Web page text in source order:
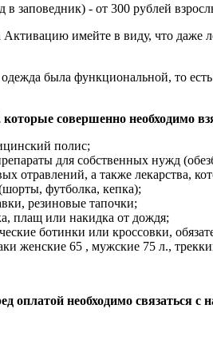
заповедник) - от 300 рублей
имейте в виду, что даже
была функциональной, то
совершенно необходимо
полис;
для собственных нужд
отравлений, а также лекарства,
футболка, кепка);
резиновые тапочки;
плащ или накидка от дождя;
ботинки или кроссовки,
женские 65 , мужские 75 л.,
необходимо связаться с